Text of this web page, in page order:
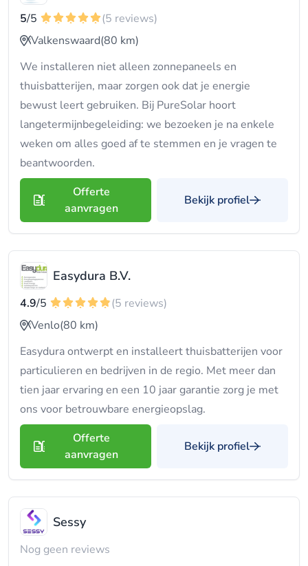
5/5
(5 reviews)
Valkenswaard(80 km)
We installeren niet alleen zonnepaneels en
thuisbatterijen, maar zorgen ook dat je energie
bewust leert gebruiken. Bij PureSolar hoort
langetermijnbegeleiding: we bezoeken je na enkele
weken om alles goed af te stemmen en je vragen te
beantwoorden.
Offerte
aanvragen
Bekijk profiel
Easydura B.V.
4.9/5
(5 reviews)
Venlo(80 km)
Easydura ontwerpt en installeert thuisbatterijen voor
particulieren en bedrijven in de regio. Met meer dan
tien jaar ervaring en een 10 jaar garantie zorg je met
ons voor betrouwbare energieopslag.
Offerte
aanvragen
Bekijk profiel
Sessy
Nog geen reviews